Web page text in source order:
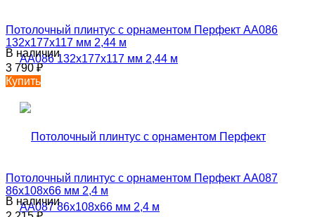
Потолочный плинтус с орнаментом Перфект AA086
132х177х117 мм 2,44 м
В наличии
3 790₽
Купить
Потолочный плинтус с орнаментом Перфект AA087
86х108х66 мм 2,4 м
В наличии